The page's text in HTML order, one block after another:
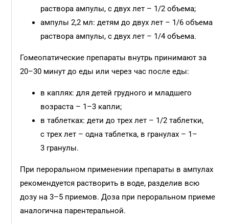
раствора ампулы, с двух лет – 1/2 объема;
ампулы 2,2 мл: детям до двух лет – 1/6 объема
раствора ампулы, с двух лет – 1/4 объема.
Гомеопатические препараты внутрь принимают за
20–30 минут до еды или через час после еды:
в каплях: для детей грудного и младшего
возраста – 1–3 капли;
в таблетках: дети до трех лет – 1/2 таблетки,
с трех лет – одна таблетка, в гранулах – 1–
3 гранулы.
При пероральном применении препараты в ампулах
рекомендуется растворить в воде, разделив всю
дозу на 3–5 приемов. Доза при пероральном приеме
аналогична парентеральной.